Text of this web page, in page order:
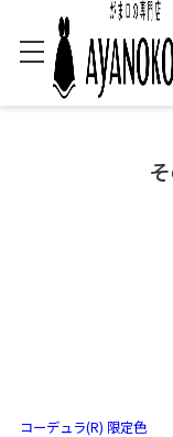
コーデュラ(R) 限定色